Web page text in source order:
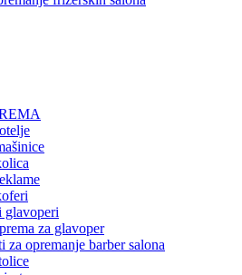
glavoperi
za glavoper
za opremanje barber salona